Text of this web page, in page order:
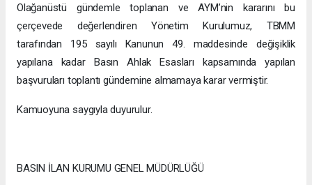
Olağanüstü gündemle toplanan ve AYM’nin kararını bu
çerçevede değerlendiren Yönetim Kurulumuz, TBMM
tarafından 195 sayılı Kanunun 49. maddesinde değişiklik
yapılana kadar Basın Ahlak Esasları kapsamında yapılan
başvuruları toplantı gündemine almamaya karar vermiştir.
Kamuoyuna saygıyla duyurulur.
BASIN İLAN KURUMU GENEL MÜDÜRLÜĞÜ